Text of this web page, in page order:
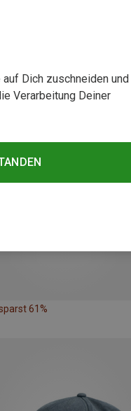
61%
Dich zuschneiden und
Verarbeitung Deiner